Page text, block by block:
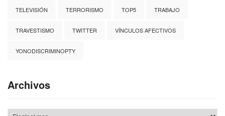
TELEVISIÓN TERRORISMO TOP5 TRABAJO
TRAVESTISMO TWITTER VÍNCULOS AFECTIVOS
YONODISCRIMINOPTY
Archivos
Archivos